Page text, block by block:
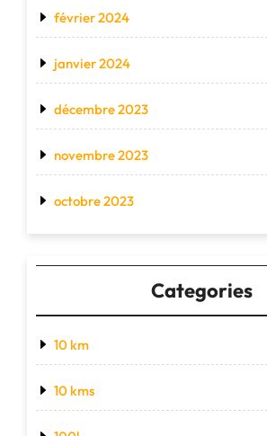
février 2024
janvier 2024
décembre 2023
novembre 2023
octobre 2023
Categories
10 km
10 kms